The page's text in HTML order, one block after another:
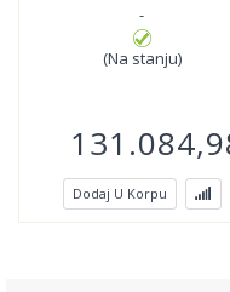
-
(Na stanju)
Dodaj U Korpu